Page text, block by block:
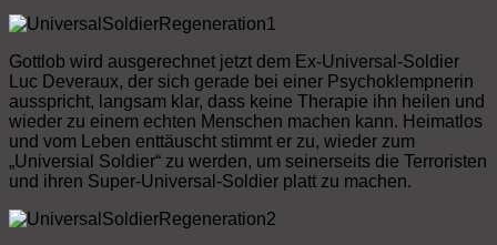
Gottlob wird ausgerechnet jetzt dem Ex-Universal-Soldier
Luc Deveraux, der sich gerade bei einer Psychoklempnerin
ausspricht, langsam klar, dass keine Therapie ihn heilen und
wieder zu einem echten Menschen machen kann. Heimatlos
und vom Leben enttäuscht stimmt er zu, wieder zum
„Universial Soldier“ zu werden, um seinerseits die Terroristen
und ihren Super-Universal-Soldier platt zu machen.